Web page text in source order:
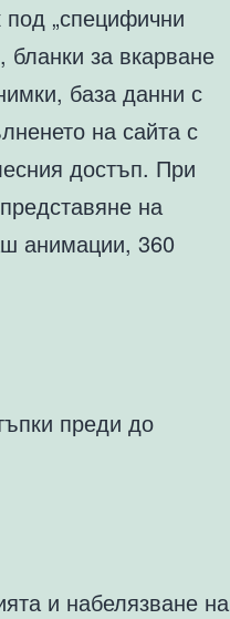
под „специфични
бланки за вкарване
база данни с
на сайта с
достъп. При
на
анимации, 360
преди до
и набелязване на